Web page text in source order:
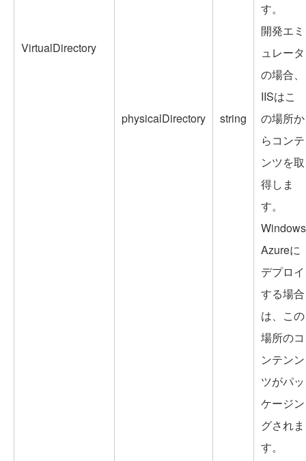
VirtualDirectory
physicalDirectory string
す。
開発エミ
ュレータ
の場合、
IISはこ
の場所か
らコンテ
ンツを取
得しま
す。
Windows
Azureに
デプロイ
する場合
は、この
場所のコ
ンテンン
ツがパッ
ケージン
グされま
す。